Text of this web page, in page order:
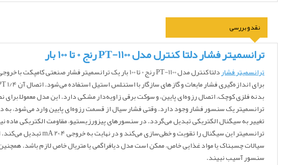
نقد و بررسی
ترانسمیتر فشار دلتا کنترل مدل PT-1100 رنج 0 تا 100 بار
ترانسمیتر فشار
بدنه فلزی کوچک، اتصال رزوه‌ای پایین، و سوکت برقی زاویه‌دار مشکی دارد. این مدل معمولاً
ترانسمیتر یک سنسور فشار وجود دارد. وقتی فشار سیال از قسمت رزوه‌ای پایین وارد می‌شود،
تغییر به سیگنال الکتریکی تبدیل می‌گردد. در سنسورهای پیزورزیستیو، مقاومت الکتریکی ماده
ترانسمیتر این سیگنال را تقویت و خطی‌سازی می‌کند و در نهایت به خروجی 4–20 mA تبدیل می‌کند. این دستگاه فقط باید با سیالاتی استفاده شود که با
سیالات چسبناک یا مواد غذایی خاص، ممکن است مدل دیافراگمی یا متریال خاص لازم باشد.
سنسور آسیب نبیند.